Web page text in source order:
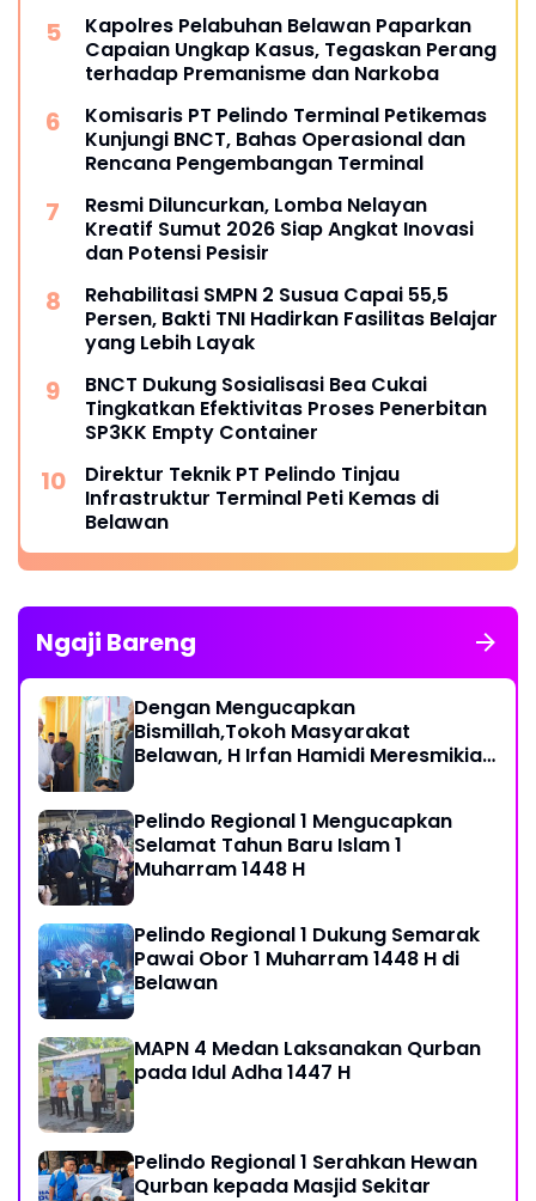
Kapolres Pelabuhan Belawan Paparkan
Capaian Ungkap Kasus, Tegaskan Perang
terhadap Premanisme dan Narkoba
Komisaris PT Pelindo Terminal Petikemas
Kunjungi BNCT, Bahas Operasional dan
Rencana Pengembangan Terminal
Resmi Diluncurkan, Lomba Nelayan
Kreatif Sumut 2026 Siap Angkat Inovasi
dan Potensi Pesisir
Rehabilitasi SMPN 2 Susua Capai 55,5
Persen, Bakti TNI Hadirkan Fasilitas Belajar
yang Lebih Layak
BNCT Dukung Sosialisasi Bea Cukai
Tingkatkan Efektivitas Proses Penerbitan
SP3KK Empty Container
Direktur Teknik PT Pelindo Tinjau
Infrastruktur Terminal Peti Kemas di
Belawan
Ngaji Bareng
Dengan Mengucapkan
Bismillah,Tokoh Masyarakat
Belawan, H Irfan Hamidi Meresmikian
Pelindo Regional 1 Mengucapkan
Selamat Tahun Baru Islam 1
Muharram 1448 H
Pelindo Regional 1 Dukung Semarak
Pawai Obor 1 Muharram 1448 H di
Belawan
MAPN 4 Medan Laksanakan Qurban
pada Idul Adha 1447 H
Pelindo Regional 1 Serahkan Hewan
Qurban kepada Masjid Sekitar